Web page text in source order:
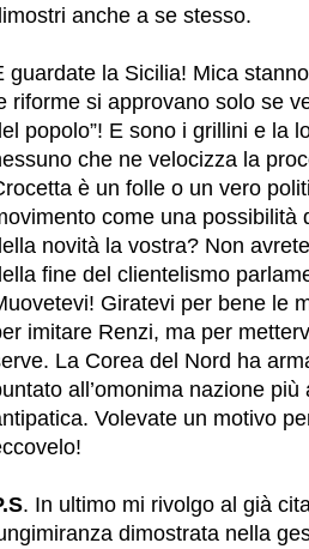
anche a se stesso.
guardate la Sicilia! Mica
riforme si approvano solo se
popolo”! E sono i grillini e la
che ne velocizza la
è un folle o un vero
come una possibilità
novità la vostra? Non
fine del clientelismo
Giratevi per bene le
imitare Renzi, ma per
La Corea del Nord ha
all’omonima nazione
Volevate un motivo
. In ultimo mi rivolgo al già
dimostrata nella